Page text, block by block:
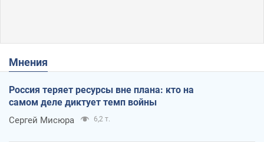
Мнения
Россия теряет ресурсы вне плана: кто на
самом деле диктует темп войны
Сергей Мисюра 6,2 т.